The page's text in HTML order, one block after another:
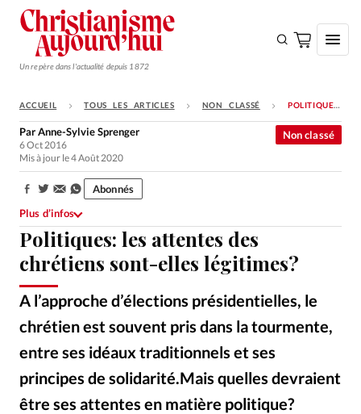
Un repère dans l'actualité depuis 1872
S'ABONNER
Monde
Opinions
Tous les articles
Faire un don
Emploi
Se connecter
Édition: Internationale
Devise:
ACCUEIL TOUS LES ARTICLES NON CLASSÉ POLITIQUES: LES ATTENTES DES CHRÉTIENS SONT-ELLES LÉGITIMES?
Politiques: les attentes des
chrétiens sont-elles légitimes?
A l’approche d’élections présidentielles, le
chrétien est souvent pris dans la tourmente,
entre ses idéaux traditionnels et ses
principes de solidarité.Mais quelles devraient
être ses attentes en matière politique?
Non classé
ParAnne-Sylvie Sprenger
6 Oct 2016
Mis à jour le 4 Août 2020
Partager:
Abonnés
Plus d’infos